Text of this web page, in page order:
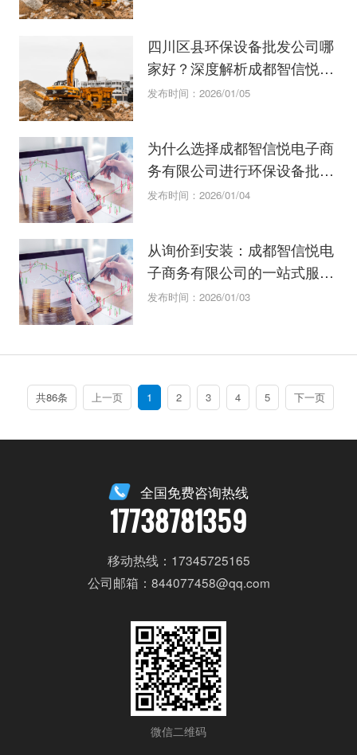
四川区县环保设备批发公司哪
家好？深度解析成都智信悦服
务模式
发布时间：2026/01/05
为什么选择成都智信悦电子商
务有限公司进行环保设备批
发？
发布时间：2026/01/04
从询价到安装：成都智信悦电
子商务有限公司的一站式服务
有多香？
发布时间：2026/01/03
共86条 上一页 1 2 3 4 5 下一页
全国免费咨询热线
17738781359
移动热线：17345725165
公司邮箱：844077458@qq.com
微信二维码